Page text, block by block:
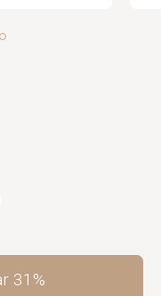
31%